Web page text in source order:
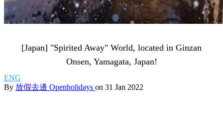
[Japan] "Spirited Away" World, located in Ginzan
Onsen, Yamagata, Japan!
ENG
By 放假去邊 Openholidays on 31 Jan 2022